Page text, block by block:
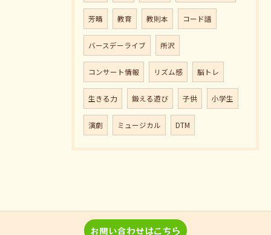
芳晴 教育 教則本 コード譜
バースデーライブ 所沢
コンサート情報 リズム感 脳トレ
生きる力 鍛える遊び 子供 小学生
演劇 ミュージカル DTM
お問い合わせはこちら